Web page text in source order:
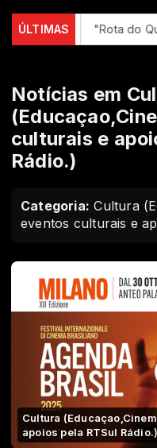
ÚLTIMAS "Rota do
Notícias em
culturais e
Rádio.)
Categoria: Cultura
eventos culturais e
Cultura
apoios pela RTSul Rádio.)